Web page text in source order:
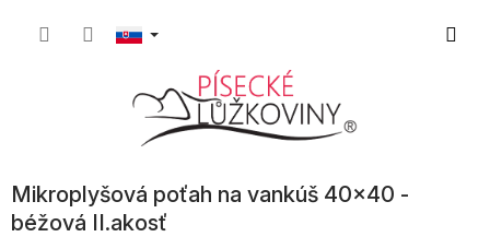
Mikroplyšová poťah na vankúš 40x40 -
béžová II.akosť